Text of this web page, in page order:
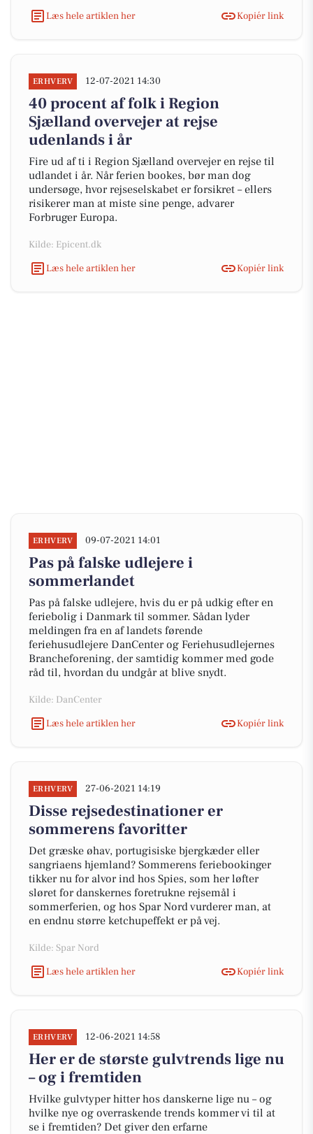
Læs hele artiklen her
Kopiér link
ERHVERV 12-07-2021 14:30
40 procent af folk i Region
Sjælland overvejer at rejse
udenlands i år
Fire ud af ti i Region Sjælland overvejer en rejse til
udlandet i år. Når ferien bookes, bør man dog
undersøge, hvor rejseselskabet er forsikret – ellers
risikerer man at miste sine penge, advarer
Forbruger Europa.
Kilde: Epicent.dk
Læs hele artiklen her
Kopiér link
ERHVERV 09-07-2021 14:01
Pas på falske udlejere i
sommerlandet
Pas på falske udlejere, hvis du er på udkig efter en
feriebolig i Danmark til sommer. Sådan lyder
meldingen fra en af landets førende
feriehusudlejere DanCenter og Feriehusudlejernes
Brancheforening, der samtidig kommer med gode
råd til, hvordan du undgår at blive snydt.
Kilde: DanCenter
Læs hele artiklen her
Kopiér link
ERHVERV 27-06-2021 14:19
Disse rejsedestinationer er
sommerens favoritter
Det græske øhav, portugisiske bjergkæder eller
sangriaens hjemland? Sommerens feriebookinger
tikker nu for alvor ind hos Spies, som her løfter
sløret for danskernes foretrukne rejsemål i
sommerferien, og hos Spar Nord vurderer man, at
en endnu større ketchupeffekt er på vej.
Kilde: Spar Nord
Læs hele artiklen her
Kopiér link
ERHVERV 12-06-2021 14:58
Her er de største gulvtrends lige nu
– og i fremtiden
Hvilke gulvtyper hitter hos danskerne lige nu – og
hvilke nye og overraskende trends kommer vi til at
se i fremtiden? Det giver den erfarne